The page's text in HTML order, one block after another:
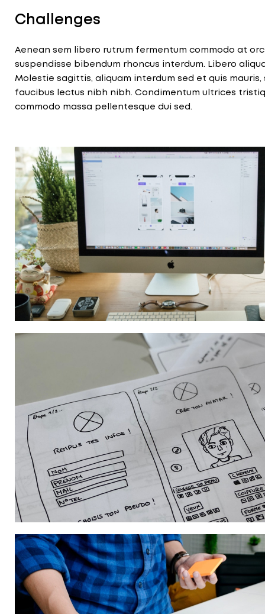
Challenges
Aenean sem libero rutrum fermentum commodo at
suspendisse bibendum rhoncus interdum. Libero
Molestie sagittis, aliquam interdum sed et quis
faucibus lectus nibh nibh. Condimentum ultrices
commodo massa pellentesque dui sed.